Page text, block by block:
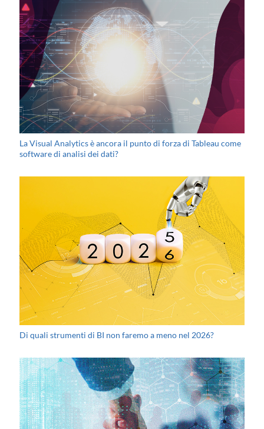
La Visual Analytics è ancora il punto di forza di Tableau come
software di analisi dei dati?
Di quali strumenti di BI non faremo a meno nel 2026?